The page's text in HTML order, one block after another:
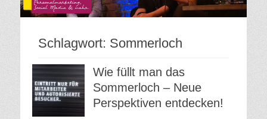
Schlagwort: Sommerloch
Wie füllt man das
Sommerloch – Neue
Perspektiven entdecken!